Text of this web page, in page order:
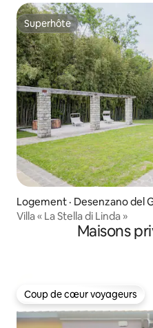
Superhôte
Superhôte
Logement · Desenzano del
Villa « La Stella di Linda »
Maisons
Coup de cœur voyageurs
Coup de cœur voyageurs